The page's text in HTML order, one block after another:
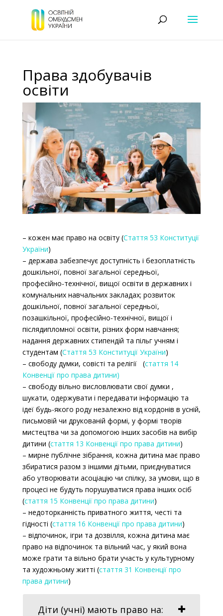
Права здобувачів
освіти
– кожен має право на освіту (Стаття 53 Конституції
України)
– держава забезпечує доступність і безоплатність
дошкільної, повної загальної середньої,
професійно-технічної, вищої освіти в державних і
комунальних навчальних закладах; розвиток
дошкільної, повної загальної середньої,
позашкільної, професійно-технічної, вищої і
післядипломної освіти, різних форм навчання;
надання державних стипендій та пільг учням і
студентам (Стаття 53 Конституції України)
– свободу думки, совісті та релігії (стаття 14
Конвенції про права дитини)
– свободу вільно висловлювати свої думки ,
шукати, одержувати і передавати інформацію та
ідеї будь-якого роду незалежно від кордонів в усній,
письмовій чи друкованій формі, у формі творів
мистецтва чи за допомогою інших засобів на вибір
дитини (стаття 13 Конвенції про права дитини)
– мирне публічне зібрання, кожна дитина має право
збиратися разом з іншими дітьми, приєднуватися
або утворювати асоціацію чи спілку, за умови, що в
процесі не будуть порушуватися права інших осіб
(стаття 15 Конвенції про права дитини)
– недоторканність приватного життя, честі та
гідності (стаття 16 Конвенції про права дитини)
– відпочинок, ігри та дозвілля, кожна дитина має
право на відпочинок та вільний час, у який вона
може грати та вільно брати участь у культурному
та художньому житті (стаття 31 Конвенції про
права дитини)
Діти (учні) мають право на: